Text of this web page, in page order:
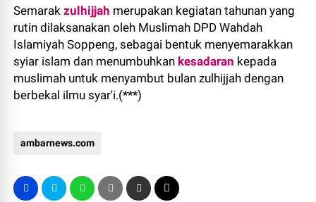
Semarakzulhijjah merupakan kegiatan tahunan yang
rutin dilaksanakan oleh Muslimah DPD Wahdah
Islamiyah Soppeng, sebagai bentuk menyemarakkan
syiar islam dan menumbuhkan kesadaran kepada
muslimah untuk menyambut bulan zulhijjah dengan
berbekal ilmu syar'i.(***)
ambarnews.com